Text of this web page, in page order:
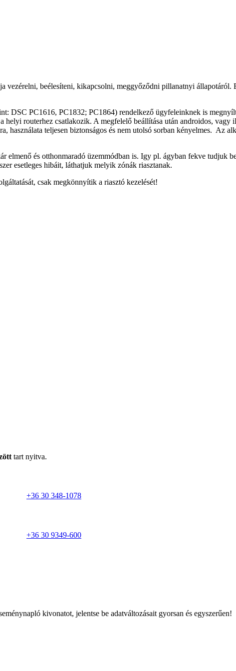
vezérelni, beélesíteni, kikapcsolni, meggyőződni pillanatnyi
DSC PC1616, PC1832; PC1864) rendelkező ügyfeleinknek is
routerhez csatlakozik. A megfelelő beállítása után androidos, vagy
teljesen biztonságos és nem utolsó sorban kényelmes. Az
elmenő és otthonmaradó üzemmódban is. Igy pl. ágyban fekve tudjuk
esetleges hibáit, láthatjuk melyik zónák riasztanak.
csak megkönnyítik a riasztó kezelését!
tart nyitva.
+36 30 348-1078
+36 30 9349-600
kivonatot, jelentse be adatváltozásait gyorsan és egyszerűen!